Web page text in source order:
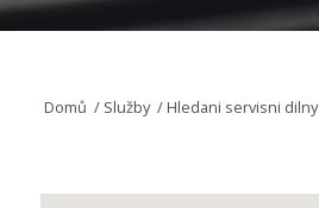
Domů / Služby / Hledani servisni dilny